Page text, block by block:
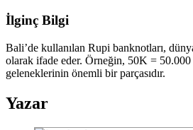
İlginç Bilgi
Bali’de kullanılan Rupi banknotları,
olarak ifade eder. Örneğin, 50K = 50.000
geleneklerinin önemli bir parçasıdır.
Yazar